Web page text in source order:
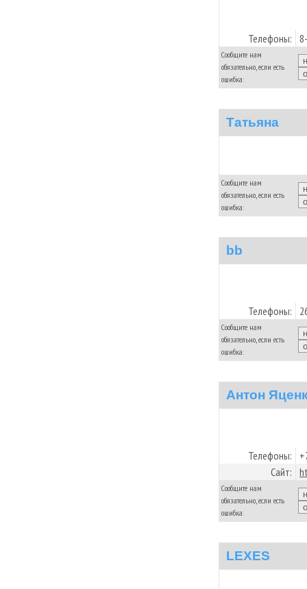
Телефоны:
Сообщите нам
обязательно, если есть
ошибка:
Татьяна
Сообщите нам
обязательно, если есть
ошибка:
bb
Телефоны:
Сообщите нам
обязательно, если есть
ошибка:
Антон
Телефоны:
Сайт:
Сообщите нам
обязательно, если есть
ошибка:
LEXES